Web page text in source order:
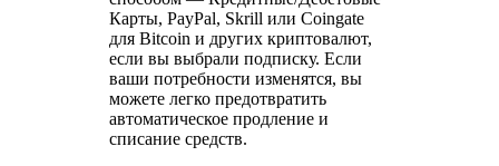
Карты, PayPal, Skrill или Coingate
для Bitcoin и других криптовалют,
если вы выбрали подписку. Если
ваши потребности изменятся, вы
можете легко предотвратить
автоматическое продление и
списание средств.